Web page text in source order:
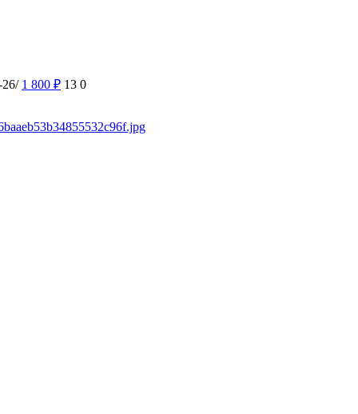
26/ 1 800 ₽ 13 0